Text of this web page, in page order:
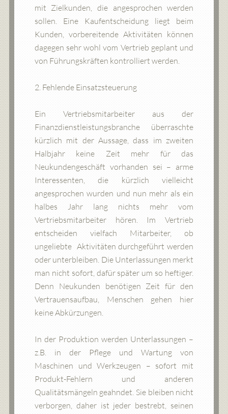
mit Zielkunden, die angesprochen werden
sollen. Eine Kaufentscheidung liegt beim
Kunden, vorbereitende Aktivitäten können
dagegen sehr wohl vom Vertrieb geplant und
von Führungskräften kontrolliert werden.
2. Fehlende Einsatzsteuerung
Ein Vertriebsmitarbeiter aus der
Finanzdienstleistungsbranche überraschte
kürzlich mit der Aussage, dass im zweiten
Halbjahr keine Zeit mehr für das
Neukundengeschäft vorhanden sei – arme
Interessenten, die kürzlich vielleicht
angesprochen wurden und nun mehr als ein
halbes Jahr lang nichts mehr vom
Vertriebsmitarbeiter hören. Im Vertrieb
entscheiden vielfach Mitarbeiter, ob
ungeliebte Aktivitäten durchgeführt werden
oder unterbleiben. Die Unterlassungen merkt
man nicht sofort, dafür später um so heftiger.
Denn Neukunden benötigen Zeit für den
Vertrauensaufbau, Menschen gehen hier
keine Abkürzungen.
In der Produktion werden Unterlassungen –
z.B. in der Pflege und Wartung von
Maschinen und Werkzeugen – sofort mit
Produkt-Fehlern und anderen
Qualitätsmängeln geahndet. Sie bleiben nicht
verborgen, daher ist jeder bestrebt, seinen